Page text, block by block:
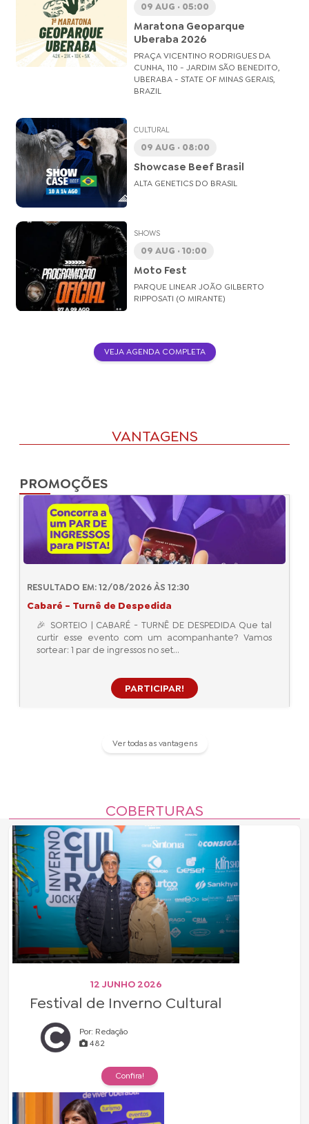
09 AUG · 05:00
Maratona Geoparque
Uberaba 2026
PRAÇA VICENTINO RODRIGUES DA
CUNHA, 110 - JARDIM SÃO BENEDITO,
UBERABA - STATE OF MINAS GERAIS,
BRAZIL
CULTURAL
09 AUG · 08:00
Showcase Beef Brasil
ALTA GENETICS DO BRASIL
SHOWS
09 AUG · 10:00
Moto Fest
PARQUE LINEAR JOÃO GILBERTO
RIPPOSATI (O MIRANTE)
VEJA AGENDA COMPLETA
VANTAGENS
PROMOÇÕES
RESULTADO EM: 12/08/2026 ÀS 12:30
Cabaré - Turnê de Despedida
🎉 SORTEIO | CABARÉ - TURNÊ DE DESPEDIDA Que tal
curtir esse evento com um acompanhante? Vamos
sortear: 1 par de ingressos no set...
PARTICIPAR!
Ver todas as vantagens
COBERTURAS
12 JUNHO 2026
Festival de Inverno Cultural
Por: Redação
482
Confira!